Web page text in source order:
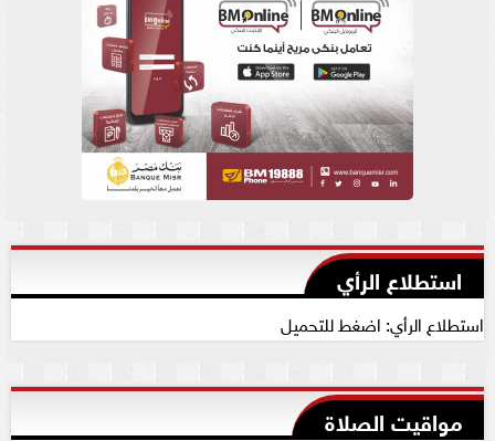
استطلاع الرأي
استطلاع الرأي: اضغط للتحميل
مواقيت الصلاة